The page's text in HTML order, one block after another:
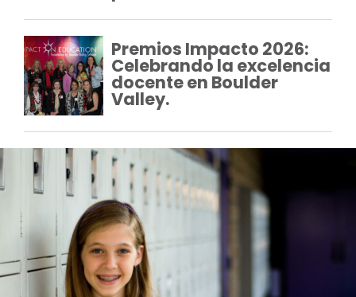
Premios Impacto 2026:
Celebrando la excelencia
docente en Boulder
Valley.